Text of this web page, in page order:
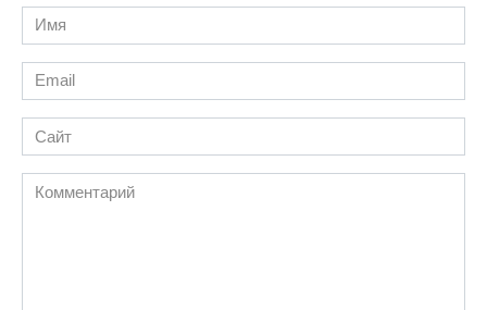
Имя
*
Email
*
Сайт
Комментарий